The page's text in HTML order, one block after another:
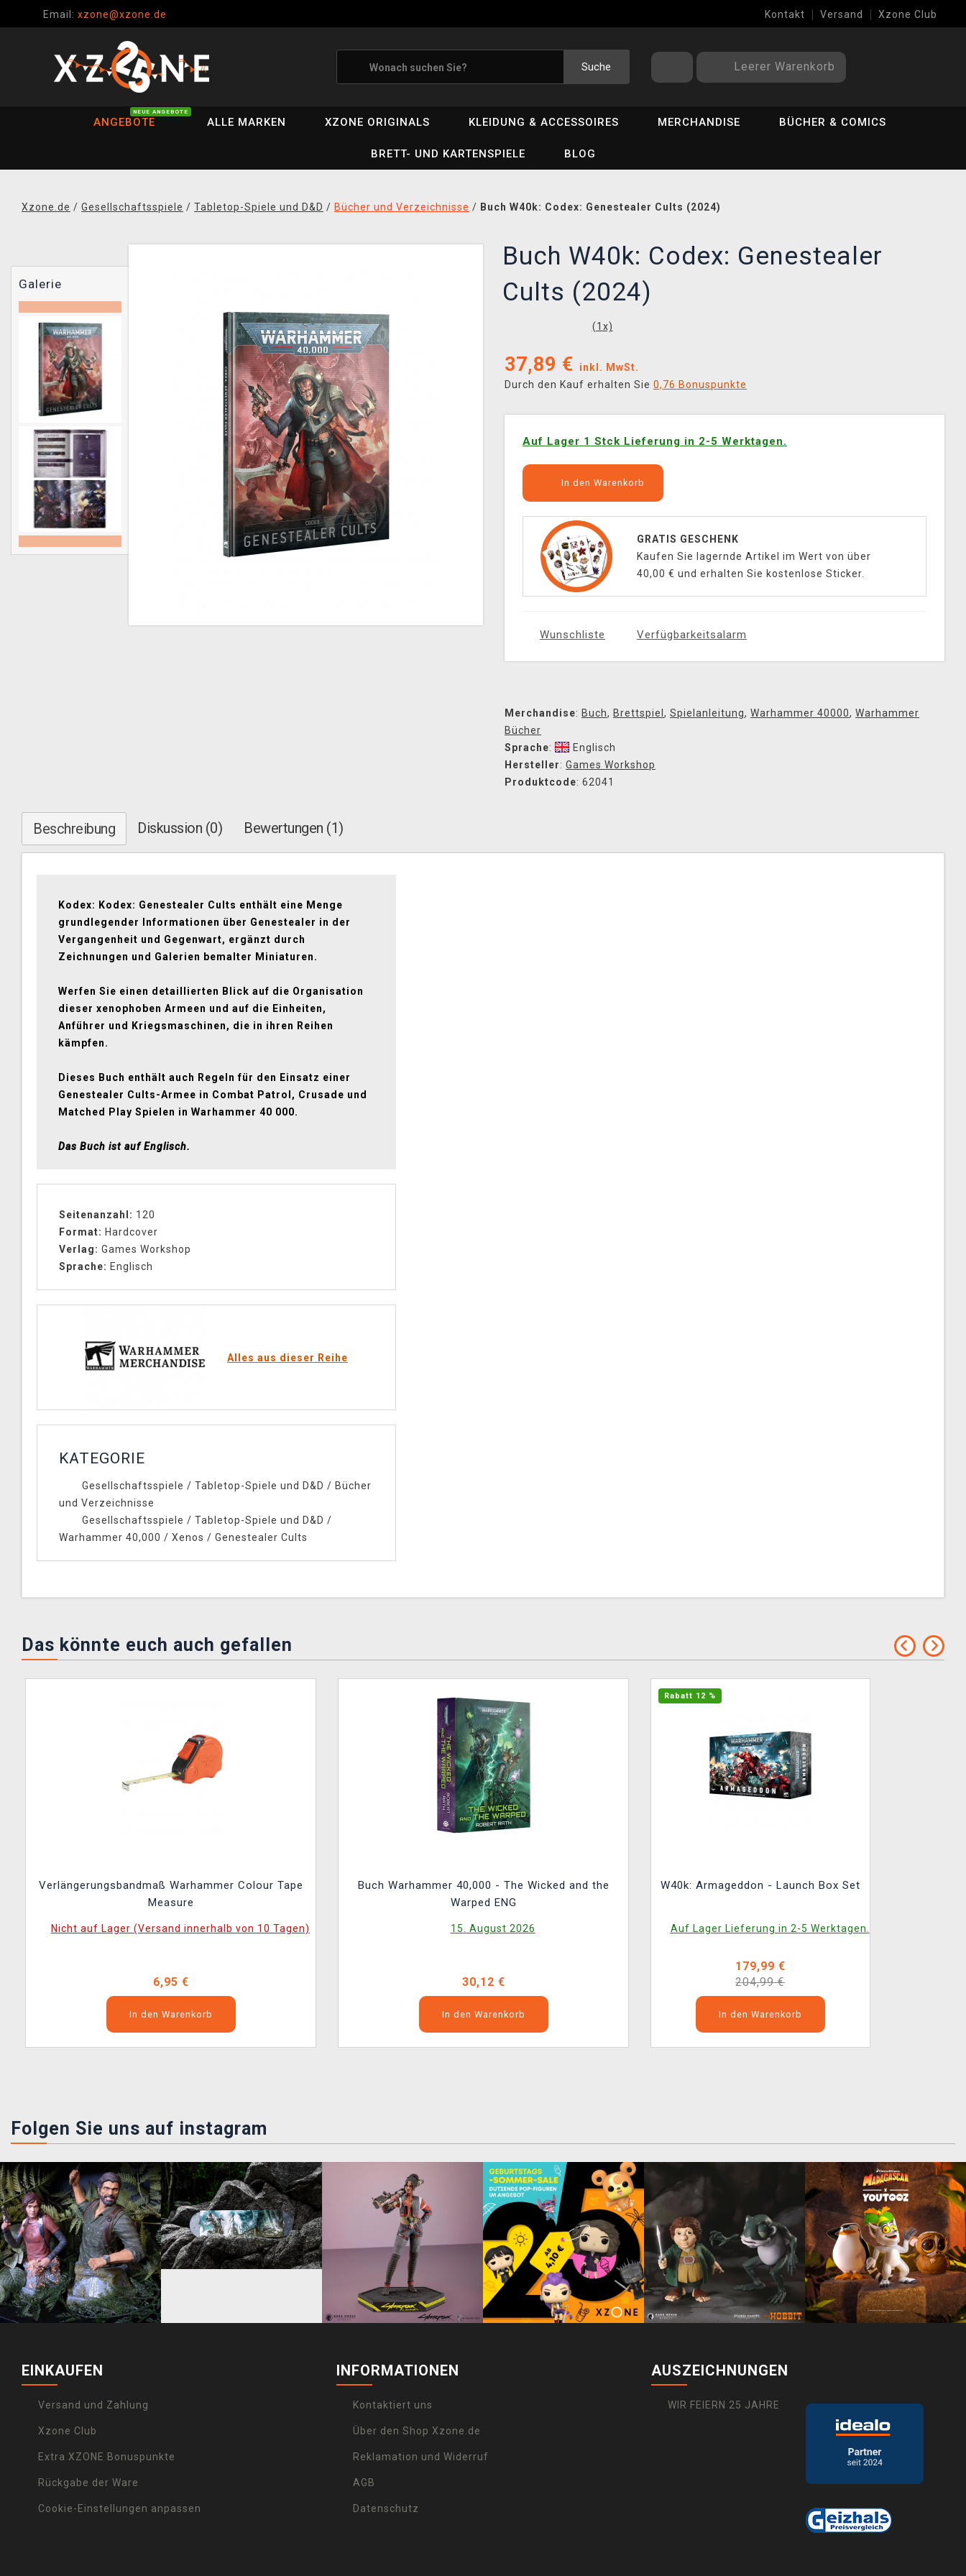
Email: xzone@xzone.de Kontakt Versand Xzone Club
Suche Leerer Warenkorb
ANGEBOTE
NEUE ANGEBOTE
ALLE MARKEN XZONE ORIGINALS KLEIDUNG & ACCESSOIRES MERCHANDISE BÜCHER & COMICS
BRETT- UND KARTENSPIELE BLOG
Xzone.de / Gesellschaftsspiele / Tabletop-Spiele und D&D / Bücher und Verzeichnisse / Buch W40k: Codex: Genestealer Cults (2024)
Galerie
Buch W40k: Codex: Genestealer
Cults (2024)
(1 x)
37,89 €
inkl. MwSt.
Durch den Kauf erhalten Sie 0,76 Bonuspunkte
Auf Lager 1 Stck Lieferung in 2-5 Werktagen.
In den Warenkorb
GRATIS GESCHENK
Kaufen Sie lagernde Artikel im Wert von über
40,00 € und erhalten Sie kostenlose Sticker.
Wunschliste Verfügbarkeitsalarm
Merchandise: Buch, Brettspiel , Spielanleitung, Warhammer 40000, Warhammer
Bücher
Sprache:
Englisch
Hersteller: Games Workshop
Produktcode: 62041
Beschreibung Diskussion (0) Bewertungen (1)
Kodex: Kodex: Genestealer Cults enthält eine Menge
grundlegender Informationen über Genestealer in der
Vergangenheit und Gegenwart, ergänzt durch
Zeichnungen und Galerien bemalter Miniaturen.
Werfen Sie einen detaillierten Blick auf die Organisation
dieser xenophoben Armeen und auf die Einheiten,
Anführer und Kriegsmaschinen, die in ihren Reihen
kämpfen.
Dieses Buch enthält auch Regeln für den Einsatz einer
Genestealer Cults-Armee in Combat Patrol, Crusade und
Matched Play Spielen in Warhammer 40 000.
Das Buch ist auf Englisch.
Seitenanzahl: 120
Format: Hardcover
Verlag: Games Workshop
Sprache: Englisch
Alles aus dieser Reihe
KATEGORIE
Gesellschaftsspiele / Tabletop-Spiele und D&D / Bücher
und Verzeichnisse
Gesellschaftsspiele / Tabletop-Spiele und D&D /
Warhammer 40,000 / Xenos / Genestealer Cults
Das könnte euch auch gefallen
Verlängerungsbandmaß Warhammer Colour Tape
Measure
Nicht auf Lager (Versand innerhalb von 10 Tagen)
6,95 €
In den Warenkorb
Buch Warhammer 40,000 - The Wicked and the
Warped ENG
15. August 2026
30,12 €
In den Warenkorb
Rabatt 12 %
W40k: Armageddon - Launch Box Set
Auf Lager Lieferung in 2-5 Werktagen.
179,99 €
204,99 €
In den Warenkorb
Folgen Sie uns auf instagram
EINKAUFEN
Versand und Zahlung
Xzone Club
Extra XZONE Bonuspunkte
Rückgabe der Ware
Cookie-Einstellungen anpassen
INFORMATIONEN
Kontaktiert uns
Über den Shop Xzone.de
Reklamation und Widerruf
AGB
Datenschutz
AUSZEICHNUNGEN
WIR FEIERN 25 JAHRE